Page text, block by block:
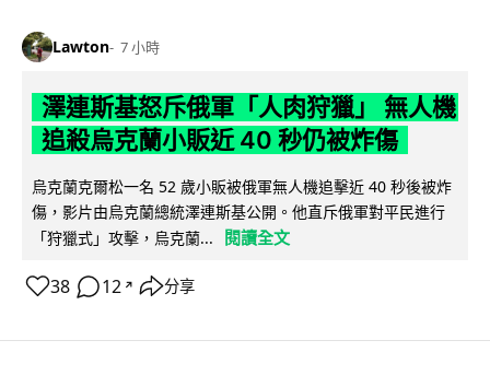
Lawton 7 小時
澤連斯基怒斥俄軍「人肉狩獵」 無人機
追殺烏克蘭小販近 40 秒仍被炸傷
烏克蘭克爾松一名 52 歲小販被俄軍無人機追擊近 40 秒後被炸
傷，影片由烏克蘭總統澤連斯基公開。他直斥俄軍對平民進行
「狩獵式」攻擊，烏克蘭...
閱讀全文
38 12 ↗ 分享